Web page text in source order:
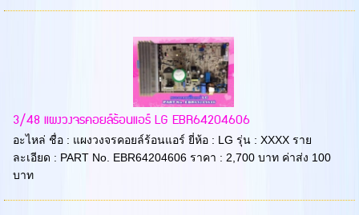
3/48 แผงวงจรคอยล์ร้อนแอร์ LG EBR64204606
อะไหล่ ชื่อ : แผงวงจรคอยล์ร้อนแอร์ ยี่ห้อ : LG รุ่น : XXXX ราย
ละเอียด : PART No. EBR64204606 ราคา : 2,700 บาท ค่าส่ง 100
บาท